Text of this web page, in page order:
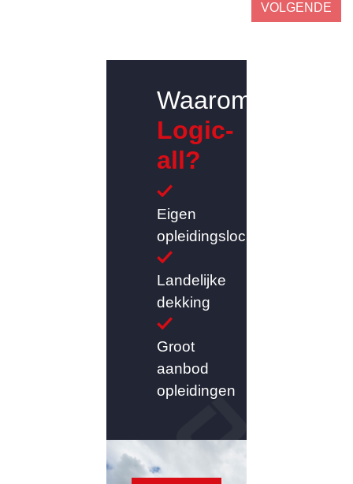
VOLGENDE
Waarom
Logic-
all?
Eigen
opleidingslocatie
Landelijke
dekking
Groot
aanbod
opleidingen